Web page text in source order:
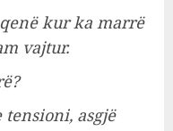
kur ka marrë
vajtur.
tensioni, asgjë